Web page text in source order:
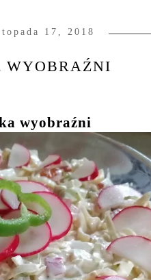
17, 2018
WYOBRAŹNI
wyobraźni